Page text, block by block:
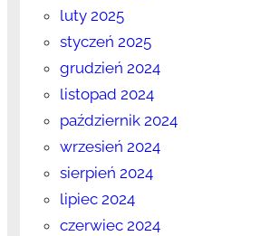
luty 2025
styczeń 2025
grudzień 2024
listopad 2024
październik 2024
wrzesień 2024
sierpień 2024
lipiec 2024
czerwiec 2024